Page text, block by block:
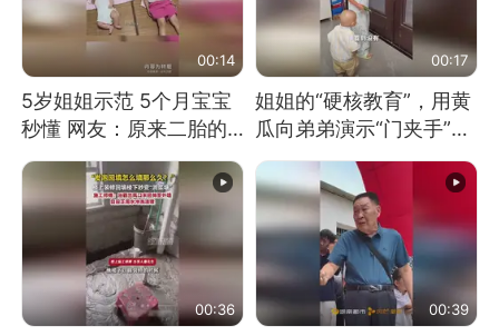
00:14
5岁姐姐示范 5个月宝宝
秒懂 网友：原来二胎的
快乐长这样
00:17
姐姐的“硬核教育”，用黄
瓜向弟弟演示“门夹手”，
网友：果然言传不如身
教！
00:36 00:39